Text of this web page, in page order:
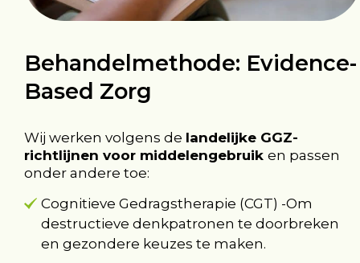
Behandelmethode: Evidence-
Based Zorg
Wij werken volgens de landelijke GGZ-
richtlijnen voor middelengebruik en passen
onder andere toe:
Cognitieve Gedragstherapie (CGT) -Om
destructieve denkpatronen te doorbreken
en gezondere keuzes te maken.